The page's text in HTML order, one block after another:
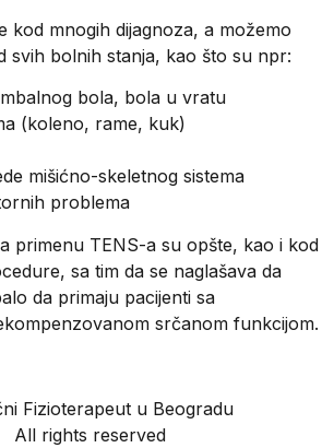
kod mnogih dijagnoza, a možemo
svih bolnih stanja, kao što su npr:
bola, bola u vratu
(koleno, rame, kuk)
mišićno-skeletnog sistema
problema
primenu TENS-a su opšte, kao i kod
sa tim da se naglašava da
da primaju pacijenti sa
srčanom funkcijom.
Fizioterapeut u Beogradu
All rights reserved